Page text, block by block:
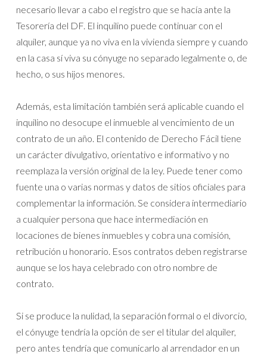
necesario llevar a cabo el registro que se hacía ante la
Tesorería del DF. El inquilino puede continuar con el
alquiler, aunque ya no viva en la vivienda siempre y cuando
en la casa sí viva su cónyuge no separado legalmente o, de
hecho, o sus hijos menores.
Además, esta limitación también será aplicable cuando el
inquilino no desocupe el inmueble al vencimiento de un
contrato de un año. El contenido de Derecho Fácil tiene
un carácter divulgativo, orientativo e informativo y no
reemplaza la versión original de la ley. Puede tener como
fuente una o varias normas y datos de sitios oficiales para
complementar la información. Se considera intermediario
a cualquier persona que hace intermediación en
locaciones de bienes inmuebles y cobra una comisión,
retribución u honorario. Esos contratos deben registrarse
aunque se los haya celebrado con otro nombre de
contrato.
Si se produce la nulidad, la separación formal o el divorcio,
el cónyuge tendría la opción de ser el titular del alquiler,
pero antes tendría que comunicarlo al arrendador en un